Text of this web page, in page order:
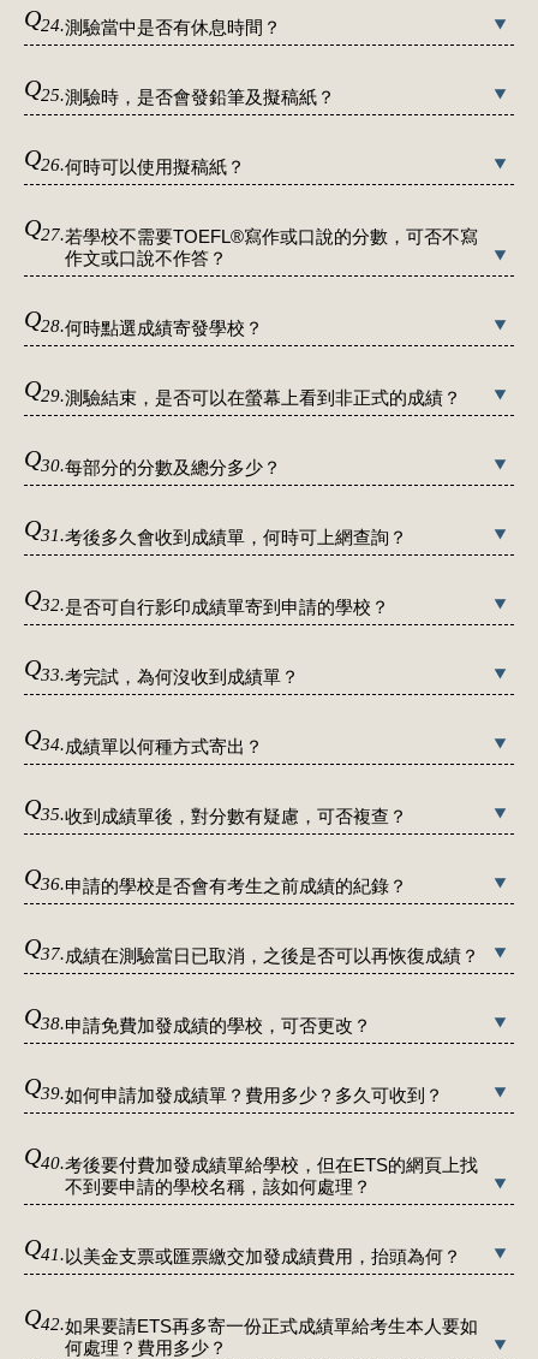
Q24.測驗當中是否有休息時間？
Q25.測驗時，是否會發鉛筆及擬稿紙？
Q26.何時可以使用擬稿紙？
Q27.若學校不需要TOEFL®寫作或口說的分數，可否不寫
作文或口說不作答？
Q28.何時點選成績寄發學校？
Q29.測驗結束，是否可以在螢幕上看到非正式的成績？
Q30.每部分的分數及總分多少？
Q31.考後多久會收到成績單，何時可上網查詢？
Q32.是否可自行影印成績單寄到申請的學校？
Q33.考完試，為何沒收到成績單？
Q34.成績單以何種方式寄出？
Q35.收到成績單後，對分數有疑慮，可否複查？
Q36.申請的學校是否會有考生之前成績的紀錄？
Q37.成績在測驗當日已取消，之後是否可以再恢復成績？
Q38.申請免費加發成績的學校，可否更改？
Q39.如何申請加發成績單？費用多少？多久可收到？
Q40.考後要付費加發成績單給學校，但在ETS的網頁上找
不到要申請的學校名稱，該如何處理？
Q41.以美金支票或匯票繳交加發成績費用，抬頭為何？
Q42.如果要請ETS再多寄一份正式成績單給考生本人要如
何處理？費用多少？